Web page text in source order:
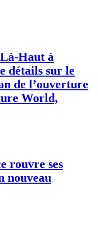
Haut à
détails sur le
de l’ouverture
World,
rouvre ses
nouveau